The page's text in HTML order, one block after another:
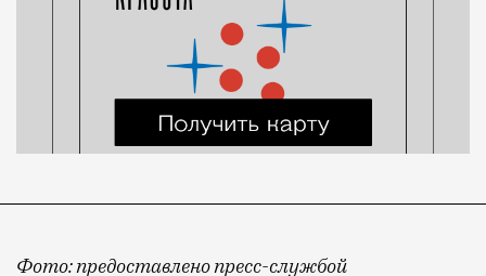
Фото: предоставлено пресс-службой